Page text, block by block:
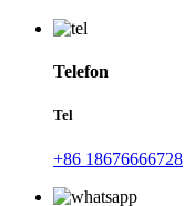
Telefon
Tel
+86 18676666728